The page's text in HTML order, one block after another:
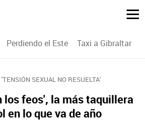
Perdiendo el Este Taxi a Gibraltar
SEXUAL NO RESUELTA'
los feos', la más taquillera
en lo que va de año